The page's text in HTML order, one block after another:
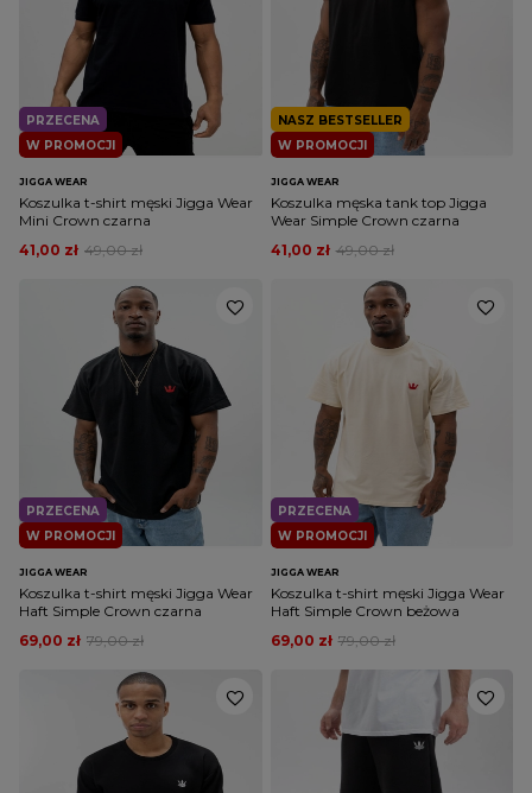
W PROMOCJI
PRZECENA
JIGGA WEAR
Koszulka t-shirt męski Jigga Wear
Mini Crown czarna
49,00 zł
41,00 zł
W PROMOCJI
NASZ BESTSELLER
JIGGA WEAR
Koszulka męska tank top Jigga
Wear Simple Crown czarna
49,00 zł
41,00 zł
W PROMOCJI
PRZECENA
JIGGA WEAR
Koszulka t-shirt męski Jigga Wear
Haft Simple Crown czarna
79,00 zł
69,00 zł
W PROMOCJI
PRZECENA
JIGGA WEAR
Koszulka t-shirt męski Jigga Wear
Haft Simple Crown beżowa
79,00 zł
69,00 zł